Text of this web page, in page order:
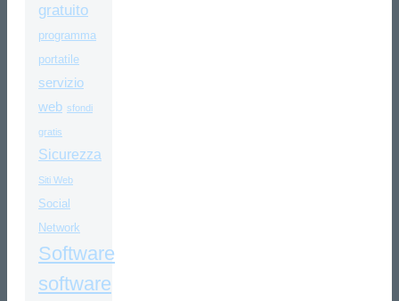
gratuito
programma
portatile
servizio
web sfondi
gratis
Sicurezza
Siti Web
Social
Network
Software
software